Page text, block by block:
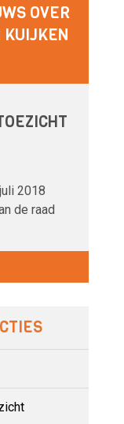
OVER
2018
de raad